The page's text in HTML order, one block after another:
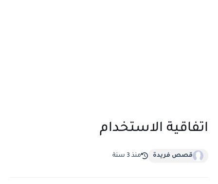
اتفاقية الاستخدام
قصص فريدة منذ 3 سنة